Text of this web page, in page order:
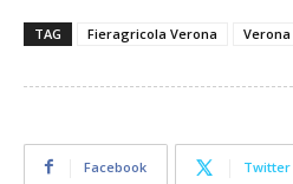
TAG Fieragricola Verona Verona
Facebook Twitter